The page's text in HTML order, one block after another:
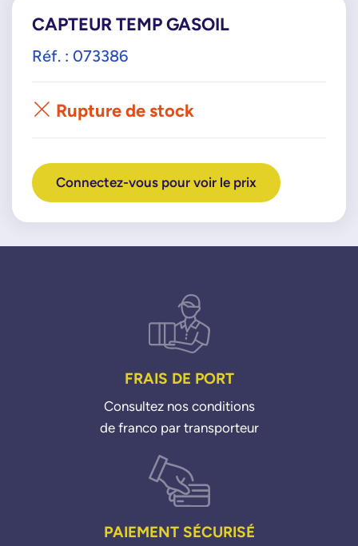
CAPTEUR TEMP GASOIL
Réf. : 073386
Rupture de stock
Connectez-vous pour voir le prix
FRAIS DE PORT
Consultez nos conditions
de franco par transporteur
PAIEMENT SÉCURISÉ